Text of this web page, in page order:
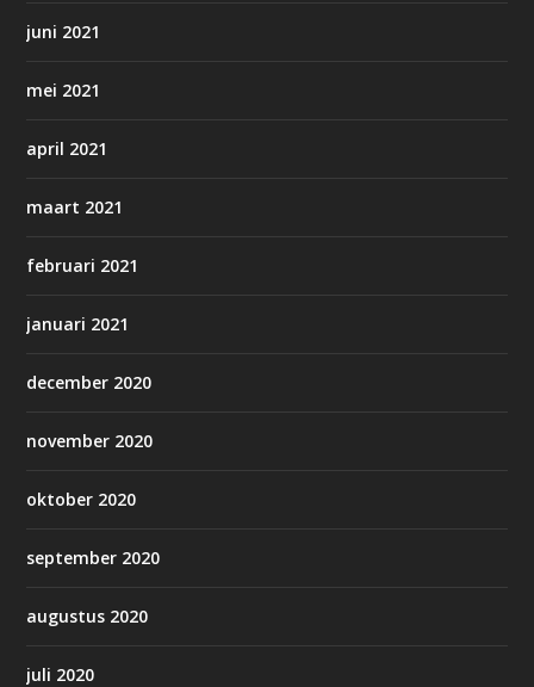
juni 2021
mei 2021
april 2021
maart 2021
februari 2021
januari 2021
december 2020
november 2020
oktober 2020
september 2020
augustus 2020
juli 2020